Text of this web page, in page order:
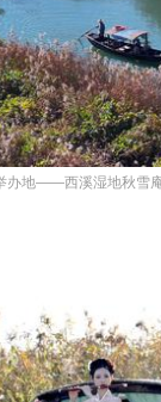
办地——西溪湿地秋雪